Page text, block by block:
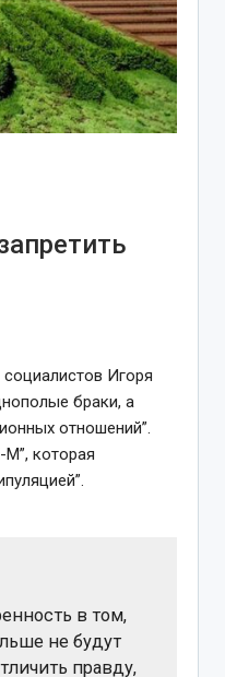
Игоря
браки, а
отношений”.
которая
в том,
не будут
правду,